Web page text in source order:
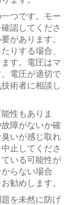
つです。モー
認してくださ
があります。
りする場合、
す。電圧はマ
電圧が適切で
術者に相談し
性もありま
障がないか確
いが感じ取れ
止してくださ
いる可能性が
らない場合
勧めします。
を未然に防げ